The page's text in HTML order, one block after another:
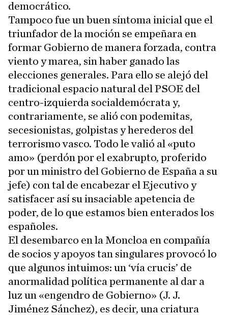
democrático.
Tampoco fue un buen síntoma inicial que el
triunfador de la moción se empeñara en
formar Gobierno de manera forzada, contra
viento y marea, sin haber ganado las
elecciones generales. Para ello se alejó del
tradicional espacio natural del PSOE del
centro-izquierda socialdemócrata y,
contrariamente, se alió con podemitas,
secesionistas, golpistas y herederos del
terrorismo vasco. Todo le valió al «puto
amo» (perdón por el exabrupto, proferido
por un ministro del Gobierno de España a su
jefe) con tal de encabezar el Ejecutivo y
satisfacer así su insaciable apetencia de
poder, de lo que estamos bien enterados los
españoles.
El desembarco en la Moncloa en compañía
de socios y apoyos tan singulares provocó lo
que algunos intuimos: un ‘vía crucis’ de
anormalidad política permanente al dar a
luz un «engendro de Gobierno» (J. J.
Jiménez Sánchez), es decir, una criatura